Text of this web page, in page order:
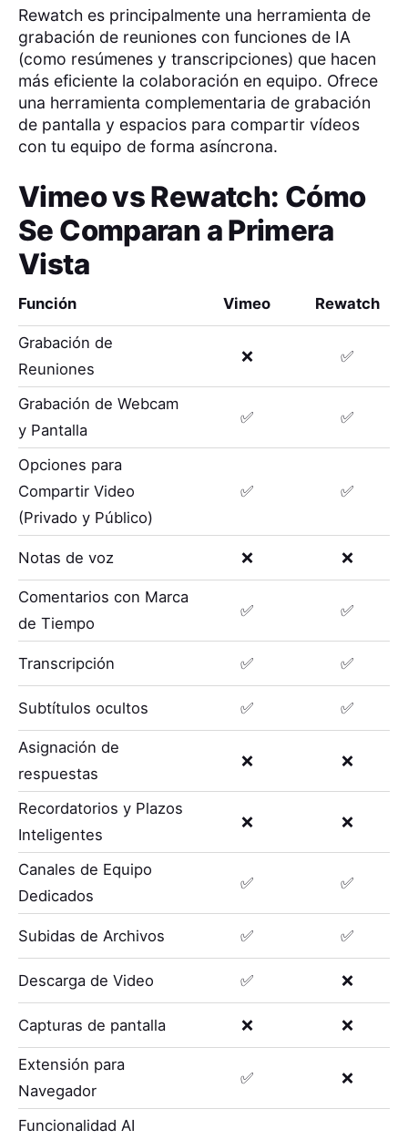
Rewatch es principalmente una herramienta de
grabación de reuniones con funciones de IA
(como resúmenes y transcripciones) que hacen
más eficiente la colaboración en equipo. Ofrece
una herramienta complementaria de grabación
de pantalla y espacios para compartir vídeos
con tu equipo de forma asíncrona.
VimeovsRewatch: Cómo
Se Comparan a Primera
Vista
Función Vimeo Rewatch
Grabación de
Reuniones
❌ ✅
Grabación de Webcam
y Pantalla
✅ ✅
Opciones para
Compartir Video
(Privado y Público)
✅ ✅
Notas de voz ❌ ❌
Comentarios con Marca
de Tiempo
✅ ✅
Transcripción ✅ ✅
Subtítulos ocultos ✅ ✅
Asignación de
respuestas
❌ ❌
Recordatorios y Plazos
Inteligentes
❌ ❌
Canales de Equipo
Dedicados
✅ ✅
Subidas de Archivos ✅ ✅
Descarga de Video ✅ ❌
Capturas de pantalla ❌ ❌
Extensión para
Navegador
✅ ❌
Funcionalidad AI